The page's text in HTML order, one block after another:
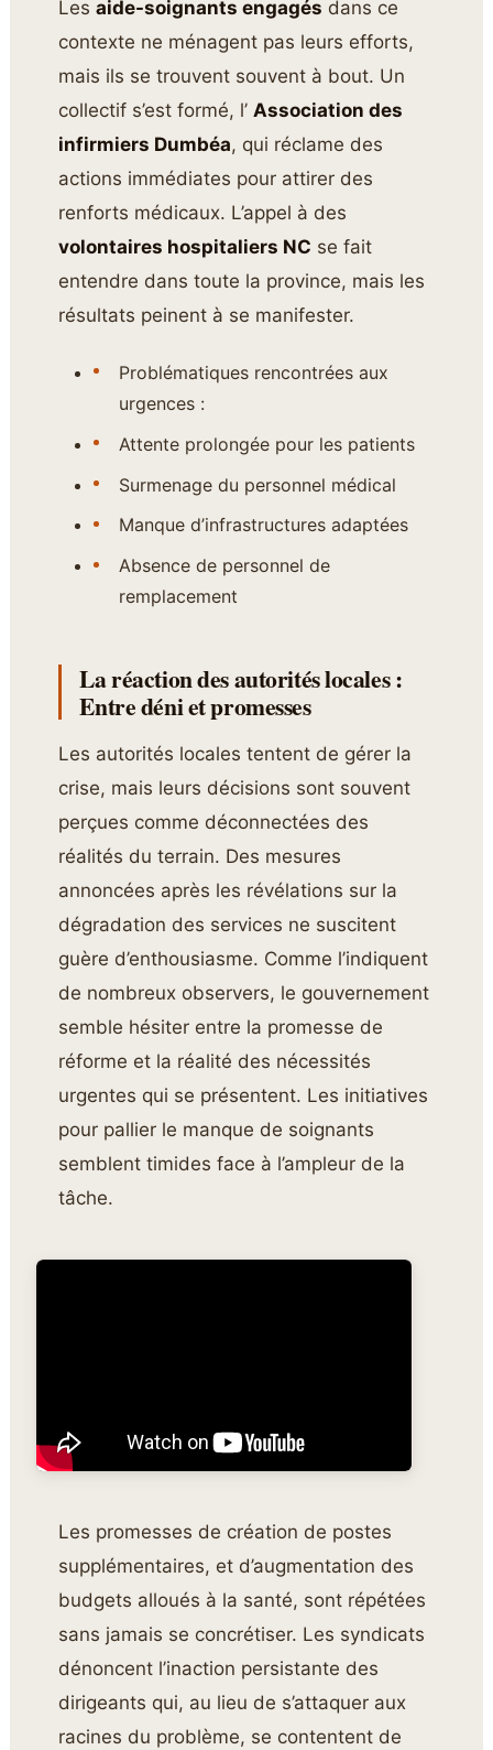
Lesaide-soignants engagés dans ce
contexte ne ménagent pas leurs efforts,
mais ils se trouvent souvent à bout. Un
collectif s’est formé, l’ Association des
infirmiers Dumbéa, qui réclame des
actions immédiates pour attirer des
renforts médicaux. L’appel à des
volontaires hospitaliers NC se fait
entendre dans toute la province, mais les
résultats peinent à se manifester.
Problématiques rencontrées aux
urgences :
Attente prolongée pour les patients
Surmenage du personnel médical
Manque d’infrastructures adaptées
Absence de personnel de
remplacement
La réaction des autorités locales :
Entre déni et promesses
Les autorités locales tentent de gérer la
crise, mais leurs décisions sont souvent
perçues comme déconnectées des
réalités du terrain. Des mesures
annoncées après les révélations sur la
dégradation des services ne suscitent
guère d’enthousiasme. Comme l’indiquent
de nombreux observers, le gouvernement
semble hésiter entre la promesse de
réforme et la réalité des nécessités
urgentes qui se présentent. Les initiatives
pour pallier le manque de soignants
semblent timides face à l’ampleur de la
tâche.
Les promesses de création de postes
supplémentaires, et d’augmentation des
budgets alloués à la santé, sont répétées
sans jamais se concrétiser. Les syndicats
dénoncent l’inaction persistante des
dirigeants qui, au lieu de s’attaquer aux
racines du problème, se contentent de